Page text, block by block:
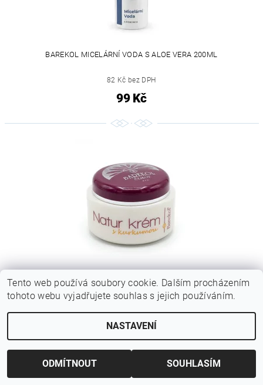
BAREKOL MICELÁRNÍ VODA S ALOE VERA 200ML
82 Kč bez DPH
99 Kč
BAREKOL NATUR KRÉM S KURKUMOU 50ML
135 Kč
Tento web používá soubory cookie. Dalším procházením
tohoto webu vyjadřujete souhlas s jejich používáním.
NASTAVENÍ
ODMÍTNOUT SOUHLASÍM